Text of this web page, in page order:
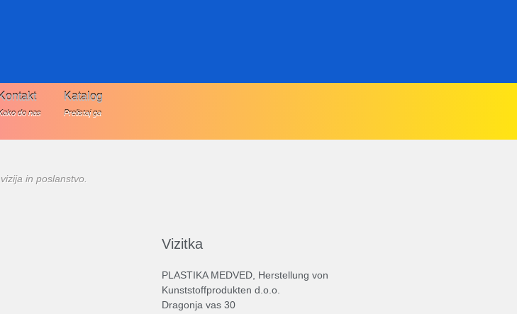
do nas
Katalog
Prelistaj ga
in poslanstvo.
Vizitka
PLASTIKA MEDVED, Herstellung von
Kunststoffprodukten d.o.o.
Dragonja vas 30